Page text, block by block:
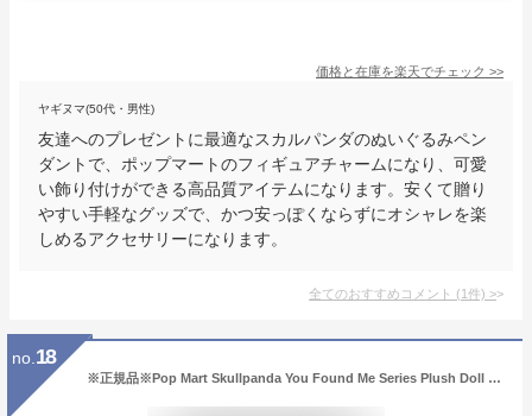
価格と在庫を楽天でチェック >>
ヤギヌマ(50代・男性)
友達へのプレゼントに最適なスカルパンダのぬいぐるみペン
ダントで、ポップマートのフィギュアチャームになり、可愛
い飾り付けができる高品質アイテムになります。安くて贈り
やすい手軽なグッズで、かつ安っぽくならずにオシャレを楽
しめるアクセサリーになります。
全てのおすすめコメント (1件) >
no. 18
※正規品※Pop Mart Skullpanda You Found Me Series Plush Doll Pendant Sealed Case (1 Blind Box \~ 9 Blind Boxes) ポップマート スカルパンダ ユーファウンドミーシリーズ ぬいぐるみ ドールペンダント シールドケース 1個〜6個入り ブラインドボックス 可愛い